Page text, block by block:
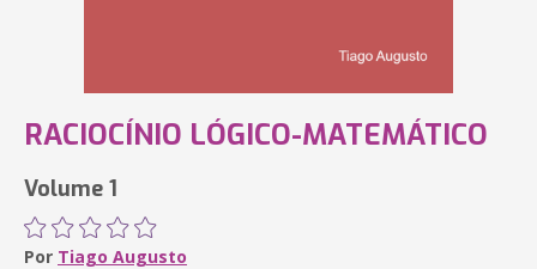
RACIOCÍNIO LÓGICO-MATEMÁTICO
Volume 1
Por Tiago Augusto